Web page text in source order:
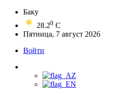
Баку
28.20 C
Пятница, 7 август 2026
Войти